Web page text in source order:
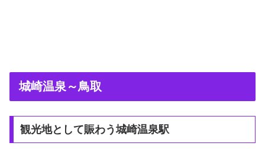
城崎温泉～鳥取
観光地として賑わう城崎温泉駅